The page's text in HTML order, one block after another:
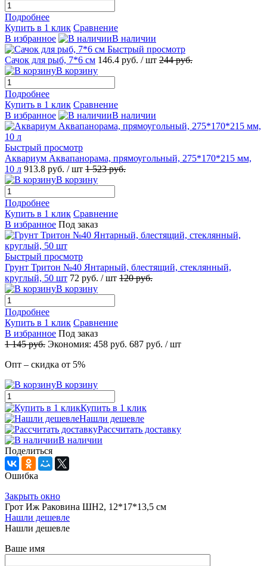
Подробнее
Купить в 1 клик Сравнение
В избранное
В наличии
Быстрый просмотр
Сачок для рыб, 7*6 см 146.4 руб. / шт 244руб.
В корзину
Подробнее
Купить в 1 клик Сравнение
В избранное
В наличии
Быстрый просмотр
Аквариум Аквапанорама, прямоугольный, 275*170*215 мм,
10 л 913.8 руб. / шт 1 523руб.
В корзину
Подробнее
Купить в 1 клик Сравнение
В избранное Под заказ
Быстрый просмотр
Грунт Тритон №40 Янтарный, блестящий, стеклянный,
круглый, 50 шт 72 руб. / шт 120руб.
В корзину
Подробнее
Купить в 1 клик Сравнение
В избранное Под заказ
1 145руб. Экономия: 458 руб. 687 руб. / шт
Опт – скидка от 5%
В корзину
Купить в 1 клик
Нашли дешевле
Рассчитать доставку
В наличии
Поделиться
Ошибка
Закрыть окно
Грот Иж Раковина ШН2, 12*17*13,5 см
Нашли дешевле
Нашли дешевле
Ваше имя